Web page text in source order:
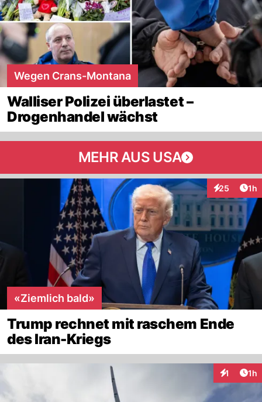
Wegen Crans-Montana
Walliser Polizei überlastet –
Drogenhandel wächst
MEHR AUS USA
25
Interaktionen
1h
«Ziemlich bald»
Trump rechnet mit raschem Ende
des Iran-Kriegs
1 1h